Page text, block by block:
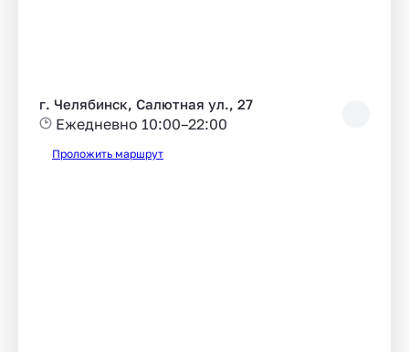
г. Челябинск, Салютная ул., 27
Ежедневно 10:00–22:00
Проложить маршрут